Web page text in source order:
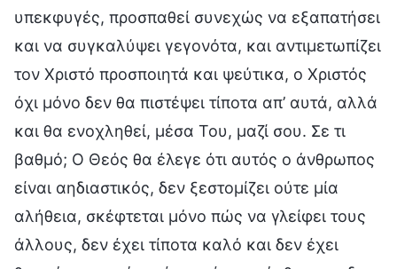
υπεκφυγές, προσπαθεί συνεχώς να εξαπατήσει
και να συγκαλύψει γεγονότα, και αντιμετωπίζει
τον Χριστό προσποιητά και ψεύτικα, ο Χριστός
όχι μόνο δεν θα πιστέψει τίποτα απ’ αυτά, αλλά
και θα ενοχληθεί, μέσα Του, μαζί σου. Σε τι
βαθμό; Ο Θεός θα έλεγε ότι αυτός ο άνθρωπος
είναι αηδιαστικός, δεν ξεστομίζει ούτε μία
αλήθεια, σκέφτεται μόνο πώς να γλείφει τους
άλλους, δεν έχει τίποτα καλό και δεν έχει